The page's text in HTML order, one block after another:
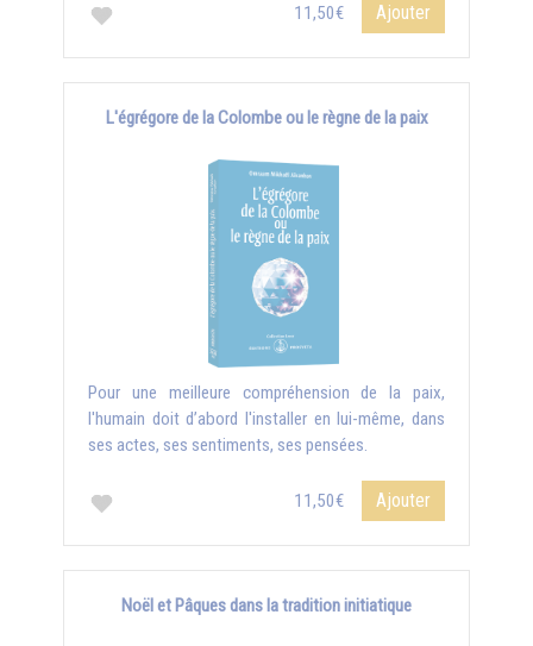
11,50€ Ajouter
L'égrégore de la Colombe ou le règne de la paix
Pour une meilleure compréhension de la paix,
l'humain doit d’abord l'installer en lui-même, dans
ses actes, ses sentiments, ses pensées.
11,50€ Ajouter
Noël et Pâques dans la tradition initiatique